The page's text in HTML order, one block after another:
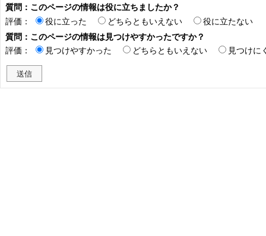
質問：このページの情報は役に立ちましたか？
評価：
役に立った どちらともいえない
役に立たない
質問：このページの情報は見つけやすかったですか？
評価：
見つけやすかった どちらともいえない 見つけに